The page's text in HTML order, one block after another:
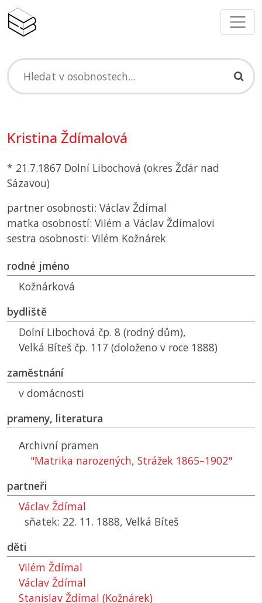
Kristina Ždímalová
* 21.7.1867 Dolní Libochová (okres Žďár nad
Sázavou)
partner osobnosti: Václav Ždímal
matka osobností: Vilém a Václav Ždímalovi
sestra osobnosti: Vilém Kožnárek
rodné jméno
Kožnárková
bydliště
Dolní Libochová čp. 8 (rodný dům),
Velká Bíteš čp. 117 (doloženo v roce 1888)
zaměstnání
v domácnosti
prameny, literatura
Archivní pramen
"Matrika narozených, Strážek 1865–1902"
partneři
Václav Ždímal
sňatek: 22. 11. 1888, Velká Bíteš
děti
Vilém Ždímal
Václav Ždímal
Stanislav Ždímal (Kožnárek)